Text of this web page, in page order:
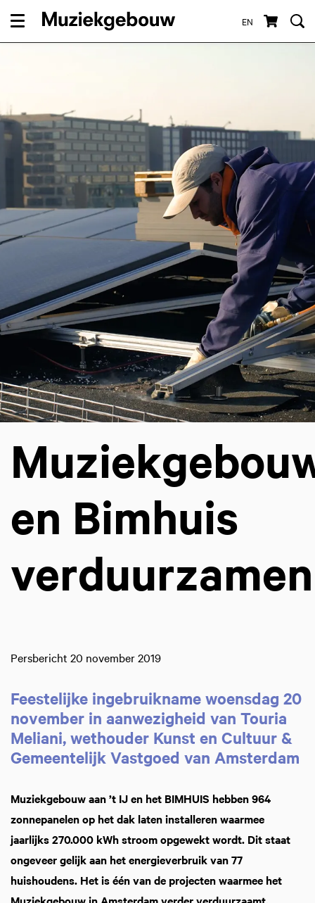
EN
Menu
en Bimhuis
verduurzamen
Persbericht 20 november 2019
Feestelijke ingebruikname woensdag 20
november in aanwezigheid van Touria
Meliani, wethouder Kunst en Cultuur &
Gemeentelijk Vastgoed van Amsterdam
Muziekgebouw aan ’t IJ en het BIMHUIS hebben 964
zonnepanelen op het dak laten installeren waarmee
jaarlijks 270.000 kWh stroom opgewekt wordt. Dit staat
ongeveer gelijk aan het energieverbruik van 77
huishoudens. Het is één van de projecten waarmee het